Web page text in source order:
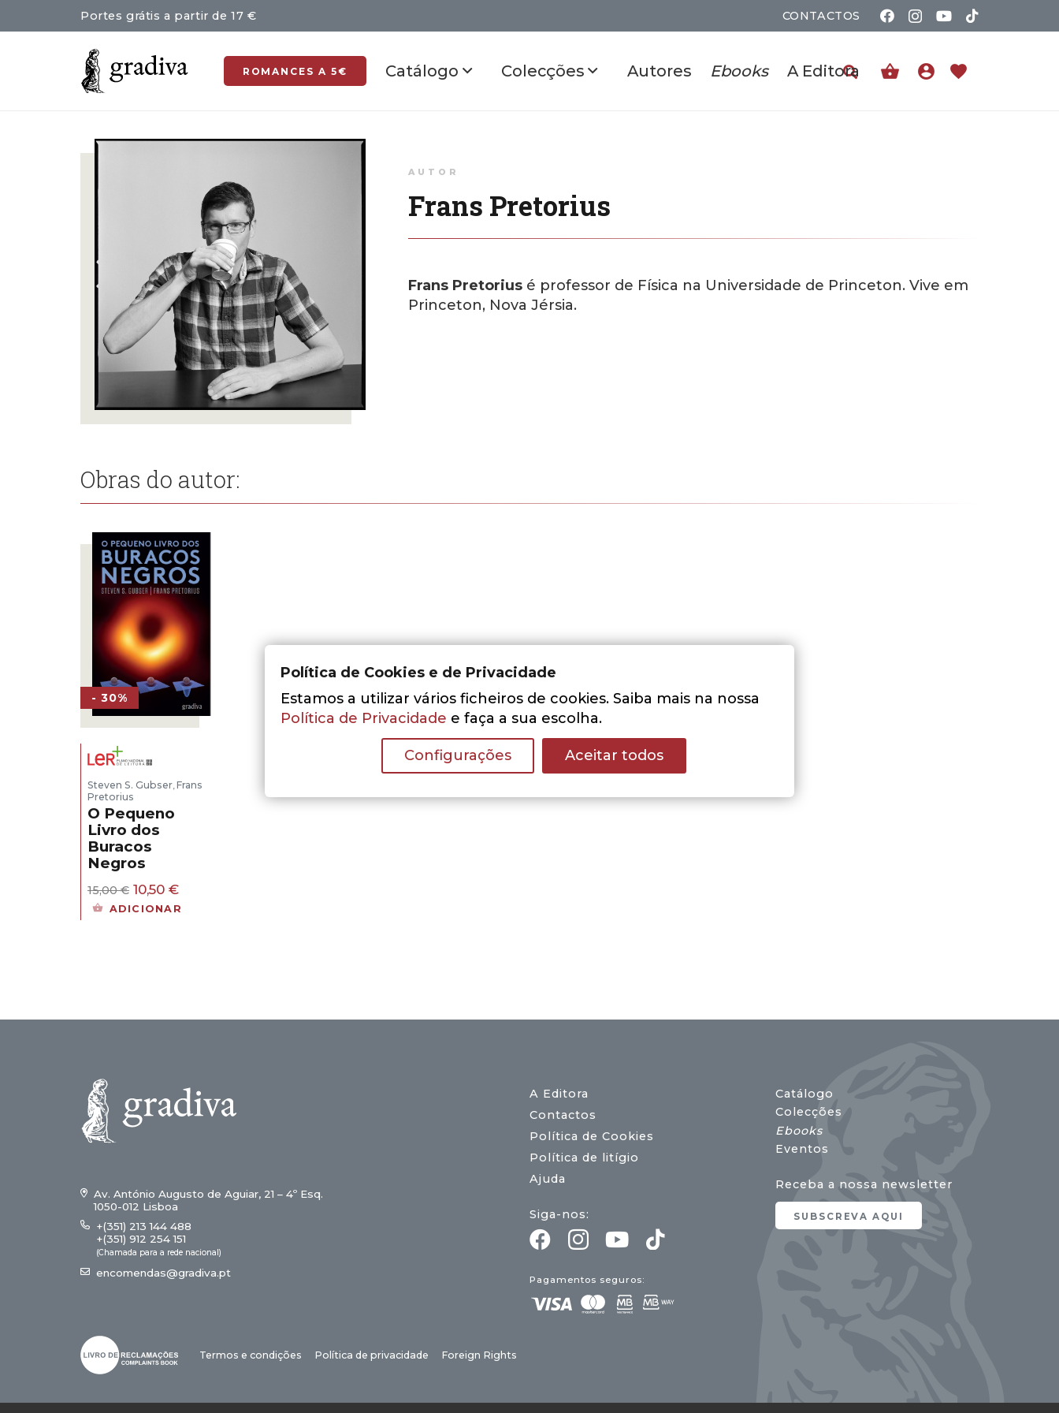
Portes grátis a partir de 17 € CONTACTOS
ROMANCES A 5€ Catálogo Colecções Autores Ebooks A Editora shopping_basket account_circle favorite
AUTOR
Frans Pretorius
Frans Pretorius é professor de Física na Universidade de Princeton. Vive em
Princeton, Nova Jérsia.
Obras do autor:
- 30%
Steven S. Gubser,Frans
Pretorius
O Pequeno
Livro dos
Buracos
Negros
15,00€ O
preço
10,50 €O
preço
ADICIONAR
Av. António Augusto de Aguiar, 21 – 4º Esq.
1050-012 Lisboa
+(351) 213 144 488
+(351) 912 254 151
(Chamada para a rede nacional)
encomendas@gradiva.pt
A Editora
Contactos
Política de Cookies
Política de litígio
Ajuda
Siga-nos:
Pagamentos seguros:
Catálogo
Colecções
Ebooks
Eventos
Receba a nossa newsletter
SUBSCREVA AQUI
Termos e condições Política de privacidade Foreign Rights
Política de Cookies e de Privacidade
Estamos a utilizar vários ficheiros de cookies. Saiba mais na nossa
Política de Privacidade e faça a sua escolha.
Configurações Aceitar todos